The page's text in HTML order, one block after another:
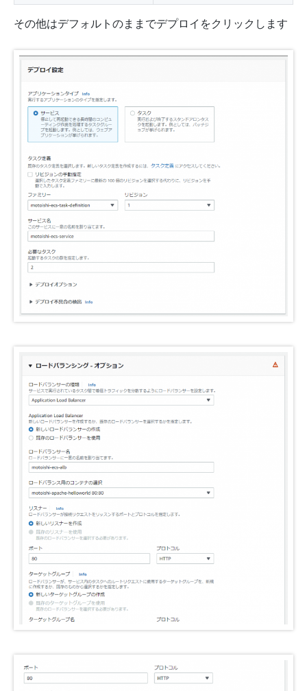
その他はデフォルトのままでデプロイをクリックします